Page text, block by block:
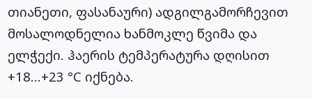
თიანეთი, ფასანაური) ადგილგამორჩევით
მოსალოდნელია ხანმოკლე წვიმა და
ელჭექი. ჰაერის ტემპერატურა დღისით
+18…+23 °C იქნება.